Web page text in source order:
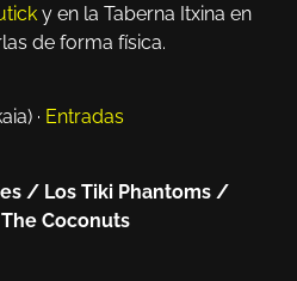
y en la Taberna Itxina en
de forma física.
· Entradas
/ Los Tiki Phantoms /
Coconuts